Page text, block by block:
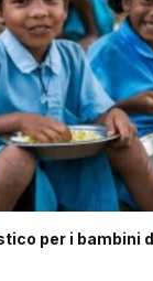
per i bambini